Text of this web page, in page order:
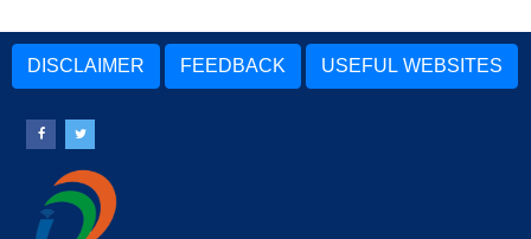
DISCLAIMER FEEDBACK USEFUL WEBSITES